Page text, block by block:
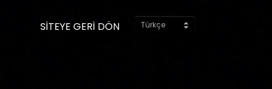
SİTEYE GERİ DÖN